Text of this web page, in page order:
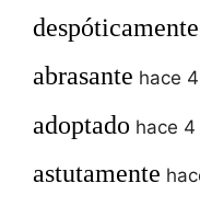
despóticamente
abrasante hace
adoptado hace 4
astutamente